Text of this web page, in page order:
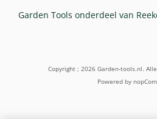
Garden Tools onderdeel van
Copyright ; 2026 Garden-tools.nl.
Powered by